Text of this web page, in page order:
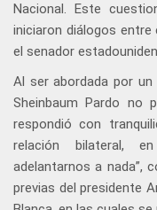
Nacional. Este
iniciaron diálogos entre
el senador
Al ser abordada por
Sheinbaum Pardo no
respondió con
relación bilateral,
adelantarnos a nada”,
previas del presidente